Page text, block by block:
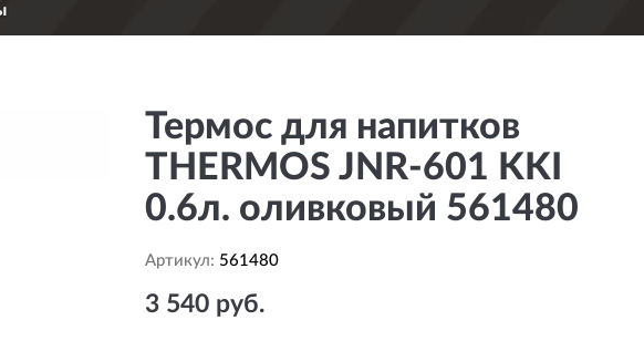
Термос для напитков
THERMOS JNR-601 KKI
0.6л. оливковый 561480
Артикул: 561480
3 540 руб.